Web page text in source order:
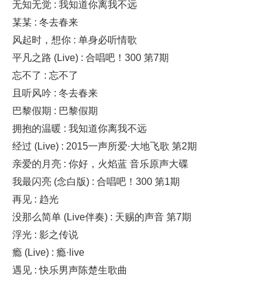
无知无觉 : 我知道你离我不远
某某 : 冬去春来
风起时，想你 : 单身必听情歌
平凡之路 (Live) : 合唱吧！300 第7期
忘不了 : 忘不了
且听风吟 : 冬去春来
巴黎假期 : 巴黎假期
拥抱的温暖 : 我知道你离我不远
经过 (Live) : 2015一声所爱·大地飞歌 第2期
亲爱的月亮 : 你好，火焰蓝 音乐原声大碟
我最闪亮 (念白版) : 合唱吧！300 第1期
再见 : 趋光
没那么简单 (Live伴奏) : 天赐的声音 第7期
浮光 : 影之传说
瘾 (Live) : 瘾·live
遇见 : 快乐男声陈楚生歌曲